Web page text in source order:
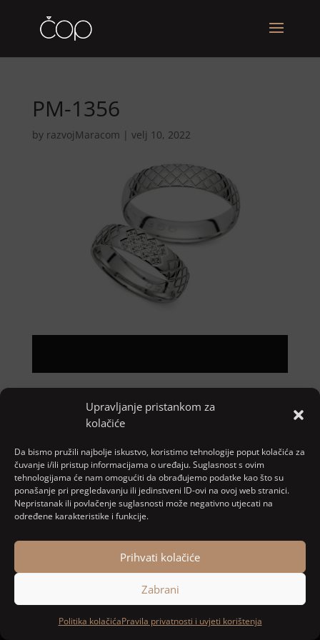
Upravljanje pristankom za
kolačiće
Da bismo pružili najbolje iskustvo, koristimo tehnologije poput kolačića za
čuvanje i/ili pristup informacijama o uređaju. Suglasnost s ovim
tehnologijama će nam omogućiti da obrađujemo podatke kao što su
ponašanje pri pregledavanju ili jedinstveni ID-ovi na ovoj web stranici.
Nepristanak ili povlačenje suglasnosti može negativno utjecati na
određene karakteristike i funkcije.
Prihvati kolačiće
Zabrani
Politika kolačićaPravila privatnosti i uvjeti korištenja
PM-1356
by razvojMaracom | velj 10, 2022
Nove objave
Najnoviji komentari
Nema komentara za prikaz.
Designed and developed by